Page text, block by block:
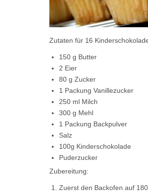
Zutaten für 16
150 g Butter
2 Eier
80 g Zucker
1 Packung Vanillezucker
250 ml Milch
300 g Mehl
1 Packung Backpulver
Salz
100g Kinderschokolade
Puderzucker
Zubereitung:
Zuerst den Backofen auf